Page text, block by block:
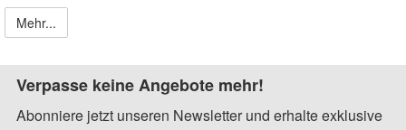
Mehr...
Verpasse keine Angebote mehr!
Abonniere jetzt unseren Newsletter und erhalte exklusive